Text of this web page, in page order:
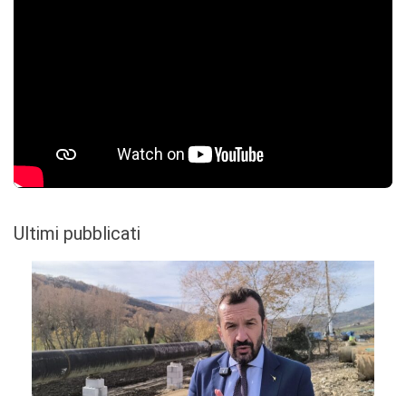
Ultimi pubblicati